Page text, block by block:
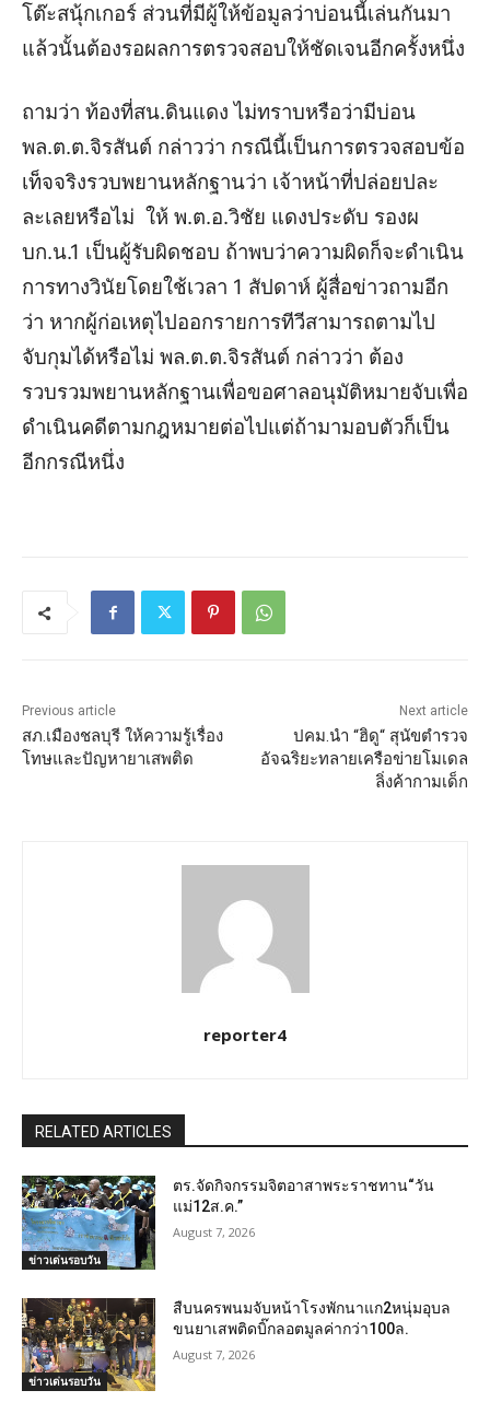
โต๊ะสนุ้กเกอร์ ส่วนที่มีผู้ให้ข้อมูลว่าบ่อนนี้เล่นกันมา
แล้วนั้นต้องรอผลการตรวจสอบให้ชัดเจนอีกครั้งหนึ่ง
ถามว่า ท้องที่สน.ดินแดง ไม่ทราบหรือว่ามีบ่อน
พล.ต.ต.จิรสันต์ กล่าวว่า กรณีนี้เป็นการตรวจสอบข้อ
เท็จจริงรวบพยานหลักฐานว่า เจ้าหน้าที่ปล่อยปละ
ละเลยหรือไม่ ให้ พ.ต.อ.วิชัย แดงประดับ รองผ
บก.น.1 เป็นผู้รับผิดชอบ ถ้าพบว่าความผิดก็จะดำเนิน
การทางวินัยโดยใช้เวลา 1 สัปดาห์ ผู้สื่อข่าวถามอีก
ว่า หากผู้ก่อเหตุไปออกรายการทีวีสามารถตามไป
จับกุมได้หรือไม่ พล.ต.ต.จิรสันต์ กล่าวว่า ต้อง
รวบรวมพยานหลักฐานเพื่อขอศาลอนุมัติหมายจับเพื่อ
ดำเนินคดีตามกฎหมายต่อไปแต่ถ้ามามอบตัวก็เป็น
อีกกรณีหนึ่ง
Previous article
สภ.เมืองชลบุรี ให้ความรู้เรื่อง
โทษและปัญหายาเสพติด
Next article
ปคม.นำ “ฮิดู“ สุนัขตำรวจ
อัจฉริยะทลายเครือข่ายโมเดล
ลิ่งค้ากามเด็ก
reporter4
RELATED ARTICLES
ข่าวเด่นรอบวัน
ตร.จัดกิจกรรมจิตอาสาพระราชทาน“วัน
แม่12ส.ค.”
August 7, 2026
ข่าวเด่นรอบวัน
สืบนครพนมจับหน้าโรงพักนาแก2หนุ่มอุบล
ขนยาเสพติดบิ๊กลอตมูลค่ากว่า100ล.
August 7, 2026